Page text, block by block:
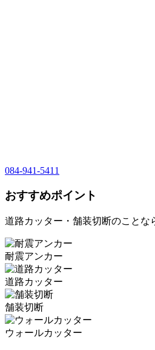
084-941-5411
おすすめポイント
道路カッター・舗装切断のことな
耐震アンカー
道路カッター
舗装切断
ウォールカッター